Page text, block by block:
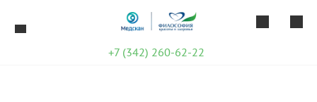
+7 (342) 260-62-22